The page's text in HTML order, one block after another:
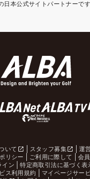
日本公式サイトパートナーです
いて スタッフ募集
運
リシー
ご利用に際して
会
イン
特定商取引法に基づく表
ス利用規約
マイページサー